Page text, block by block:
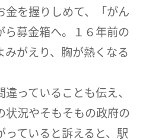
金を握りしめて、「がん
ら募金箱へ。１６年前の
がえり、胸が熱くなる
っていることも伝え、
状況やそもそもの政府の
ていると訴えると、駅